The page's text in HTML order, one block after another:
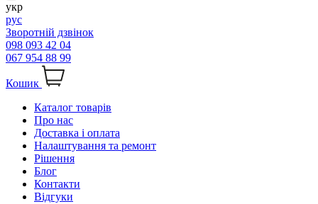
укр
рус
Зворотній дзвінок
098 093 42 04
067 954 88 99
Кошик
Каталог товарів
Про нас
Доставка і оплата
Налаштування та ремонт
Рішення
Блог
Контакти
Відгуки